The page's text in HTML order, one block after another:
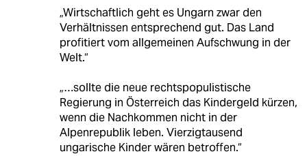
„Wirtschaftlich geht es Ungarn zwar den
Verhältnissen entsprechend gut. Das Land
profitiert vom allgemeinen Aufschwung in der
Welt.“
„…sollte die neue rechtspopulistische
Regierung in Österreich das Kindergeld kürzen,
wenn die Nachkommen nicht in der
Alpenrepublik leben. Vierzigtausend
ungarische Kinder wären betroffen.“